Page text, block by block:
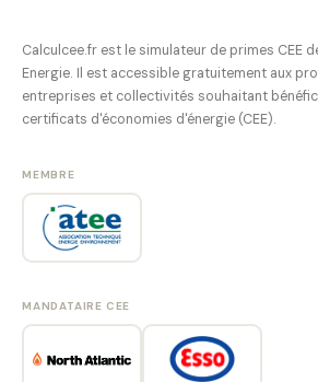
Calculcee.fr est le simulateur de primes CEE
Energie. Il est accessible gratuitement aux
entreprises et collectivités souhaitant
certificats d'économies d'énergie (CEE).
MEMBRE
MANDATAIRE CEE